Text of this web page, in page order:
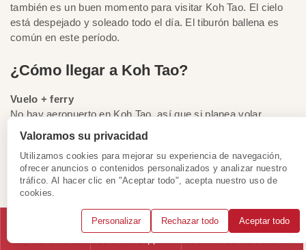
también es un buen momento para visitar Koh Tao. El cielo
está despejado y soleado todo el día. El tiburón ballena es
común en este período.
¿Cómo llegar a Koh Tao?
Vuelo + ferry
No hay aeropuerto en Koh Tao, así que si planea volar,
reserve un vuelo a Koh Samui o Surat Thani. Luego tome un
ferry para llegar a la isla.
Autobus/tren + ferry
Desde Bangkok, tome un autobús o un tren a Chumphon,
luego haga un viaje en barco a Ko tao.
De la isla cercana a Koh Tao
Hay transbordadores diarios a Koh Tao, salen de Koh Samui
Valoramos su privacidad
Utilizamos cookies para mejorar su experiencia de navegación,
ofrecer anuncios o contenidos personalizados y analizar nuestro
tráfico. Al hacer clic en "Aceptar todo", acepta nuestro uso de
cookies.
Personalizar Rechazar todo Aceptar todo